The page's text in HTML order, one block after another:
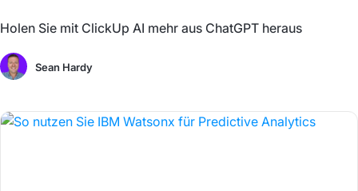
Holen Sie mit ClickUp AI mehr aus ChatGPT heraus
Sean Hardy